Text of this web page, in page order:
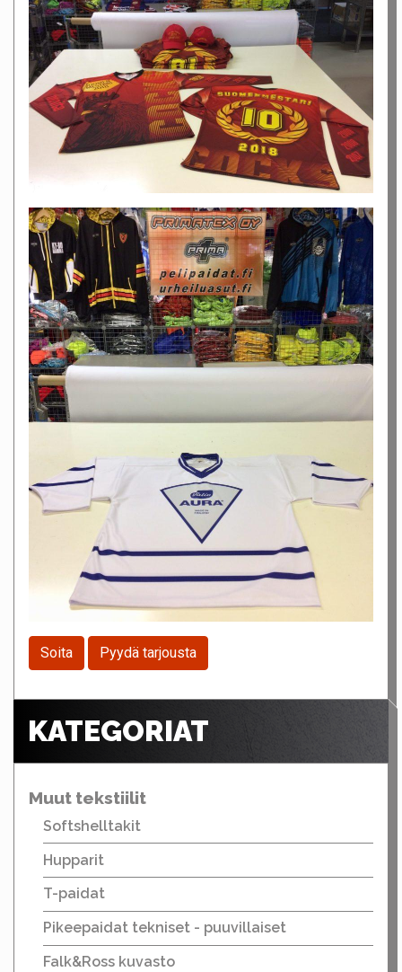
Soita Pyydä tarjousta
KATEGORIAT
Muut tekstiilit
Softshelltakit
Hupparit
T-paidat
Pikeepaidat tekniset - puuvillaiset
Falk&Ross kuvasto